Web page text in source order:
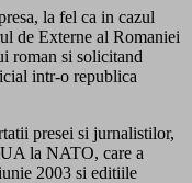
la fel ca in cazul
de Externe al Romaniei
roman si solicitand
intr-o republica
presei si jurnalistilor,
la NATO, care a
2003 si editiile